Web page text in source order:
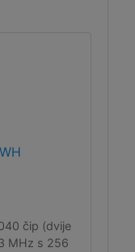
čip (dvije
MHz s 256